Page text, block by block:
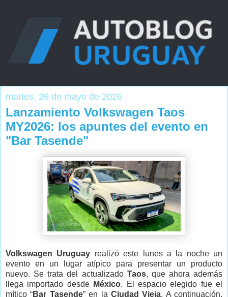
martes, 26 de mayo de 2026
Lanzamiento Volkswagen Taos
MY2026: los apuntes del evento en
"Bar Tasende"
Volkswagen Uruguay realizó este lunes a la noche un
evento en un lugar atípico para presentar un producto
nuevo. Se trata del actualizado Taos, que ahora además
llega importado desde México. El espacio elegido fue el
mítico “Bar Tasende” en la Ciudad Vieja. A continuación,